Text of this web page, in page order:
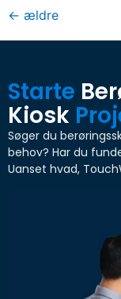
← ældre
Starte
Kiosk
Søger du
behov? Har du
Uanset hvad,